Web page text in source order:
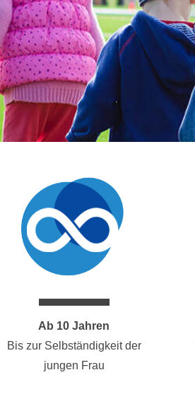
Ab 10 Jahren
Bis zur Selbständigkeit der
jungen Frau